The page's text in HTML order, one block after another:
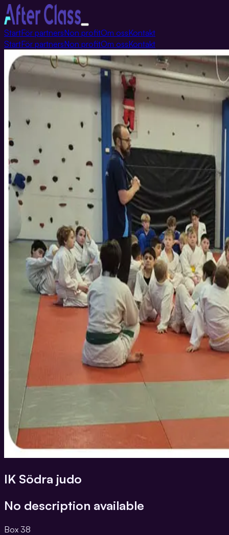
Växla
navigation
StartFör partnersNon profitOm ossKontakt
StartFör partnersNon profitOm ossKontakt
IK Södra judo
No description available
Box 38